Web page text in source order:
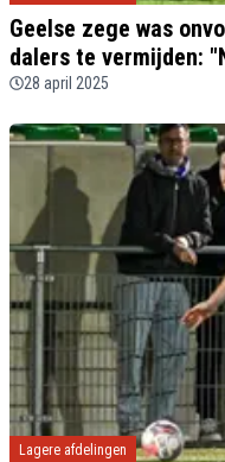
Geelse zege was
dalers te vermijden:
28 april 2025
Lagere afdelingen